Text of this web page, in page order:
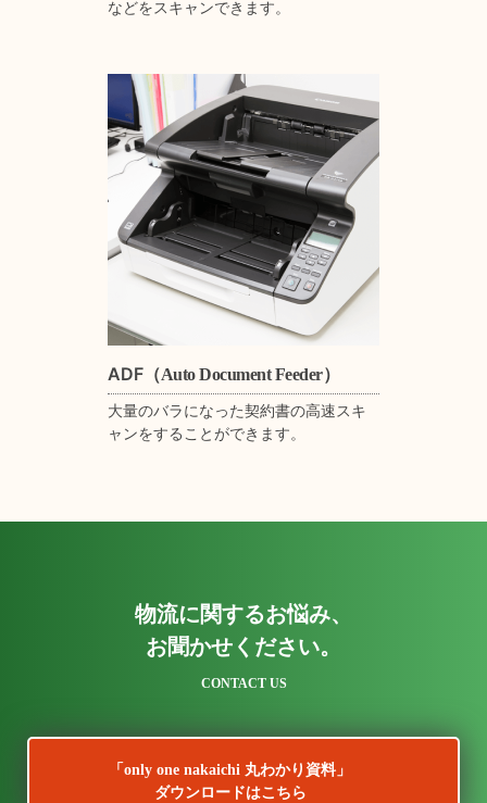
などをスキャンできます。
ADF （Auto Document Feeder）
大量のバラになった契約書の高速スキ
ャンをすることができます。
物流に関するお悩み、
お聞かせください。
CONTACT US
「only one nakaichi 丸わかり資料」
ダウンロードはこちら